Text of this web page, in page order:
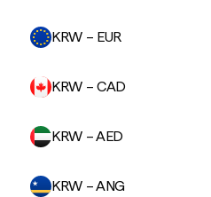
KRW – EUR
KRW – CAD
KRW – AED
KRW – ANG